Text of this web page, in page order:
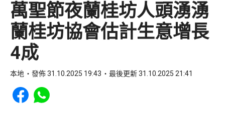
萬聖節夜蘭桂坊人頭湧湧
蘭桂坊協會估計生意增長
4成
本地 發佈 31.10.2025 19:43 最後更新 31.10.2025 21:41
Share to Facebook
Share to WhatsApp